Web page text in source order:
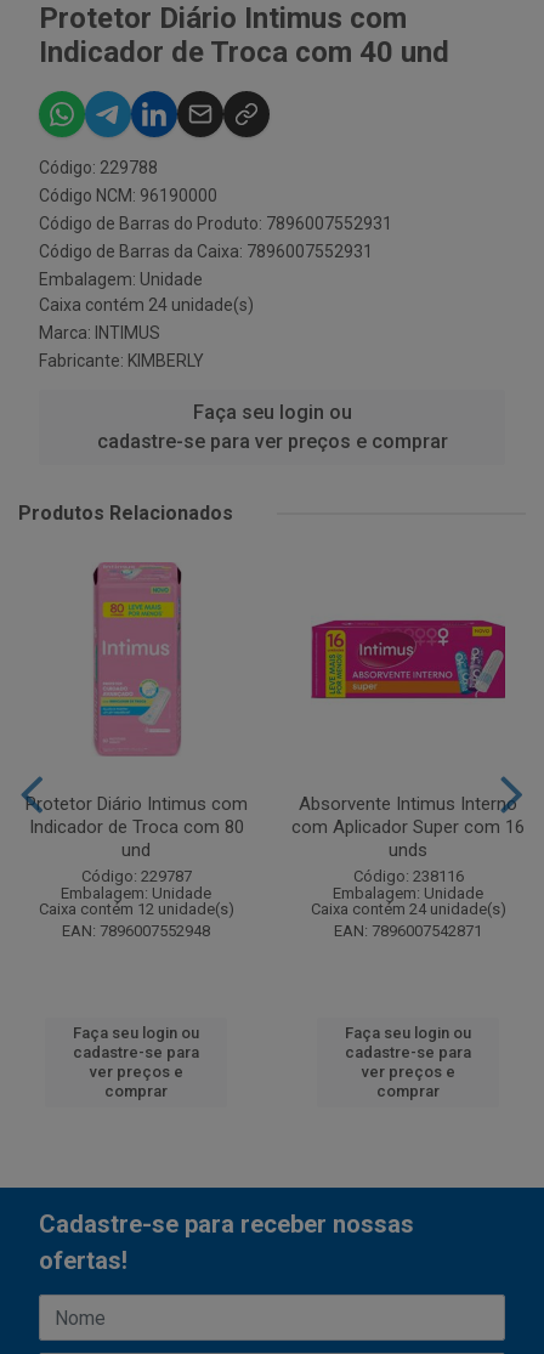
Protetor Diário Intimus com
Indicador de Troca com 40 und
Código: 229788
Código NCM: 96190000
Código de Barras do Produto: 7896007552931
Código de Barras da Caixa: 7896007552931
Embalagem: Unidade
Caixa contém 24 unidade(s)
Marca: INTIMUS
Fabricante: KIMBERLY
Faça seu login ou
cadastre-se para ver preços e comprar
Produtos Relacionados
Protetor Diário Intimus com
Indicador de Troca com 80
und
Código: 229787
Embalagem: Unidade
Caixa contém 12 unidade(s)
EAN: 7896007552948
Faça seu login ou
cadastre-se para
ver preços e
comprar
Absorvente Intimus Interno
com Aplicador Super com 16
unds
Código: 238116
Embalagem: Unidade
Caixa contém 24 unidade(s)
EAN: 7896007542871
Faça seu login ou
cadastre-se para
ver preços e
comprar
Cadastre-se para receber nossas
ofertas!